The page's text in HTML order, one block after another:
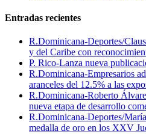
Entradas recientes
R.Dominicana-Deportes/
y del Caribe con
P. Rico-Lanza nueva
R.Dominicana-Empresarios
aranceles del 12.5% a las
R.Dominicana-Roberto
nueva etapa de desarrollo
R.Dominicana-Deportes/
medalla de oro en los XXV